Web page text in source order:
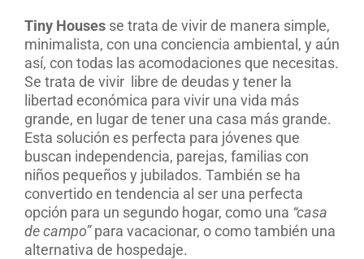
Tiny Houses se trata de vivir de manera simple,
minimalista, con una conciencia ambiental, y aún
así, con todas las acomodaciones que necesitas.
Se trata de vivir libre de deudas y tener la
libertad económica para vivir una vida más
grande, en lugar de tener una casa más grande.
Esta solución es perfecta para jóvenes que
buscan independencia, parejas, familias con
niños pequeños y jubilados. También se ha
convertido en tendencia al ser una perfecta
opción para un segundo hogar, como una “casa
de campo”para vacacionar, o como también una
alternativa de hospedaje.